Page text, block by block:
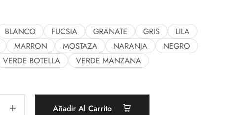
BLANCO FUCSIA GRANATE GRIS
LILA
MARRON MOSTAZA NARANJA
NEGRO
VERDE BOTELLA VERDE MANZANA
Añadir Al Carrito